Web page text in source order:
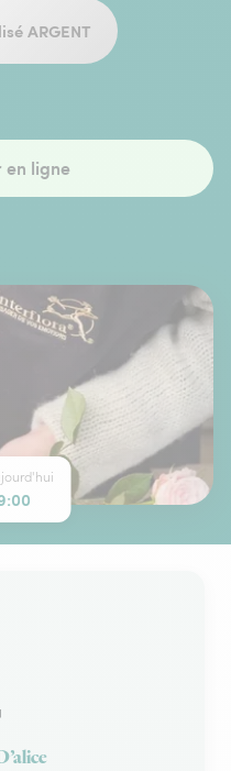
ARGENT
en ligne